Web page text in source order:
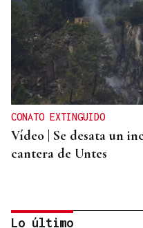
CONATO EXTINGUIDO
Vídeo | Se desata un
cantera de Untes
Lo último